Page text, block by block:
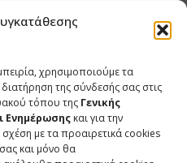
χρησιμοποιούμε τα
της σύνδεσής σας στις
τόπου της Γενικής
Ενημέρωσης και για την
με τα προαιρετικά cookies
και μόνο θα